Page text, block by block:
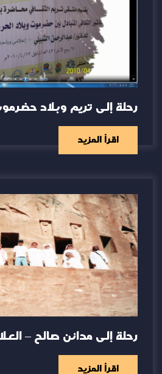
رحلة إلى تريم وبلاد
اقرأ المزيد
رحلة إلى مدائن صالح – العلا
اقرأ المزيد